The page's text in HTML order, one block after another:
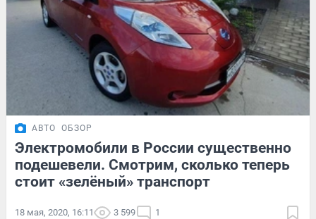
АВТО ОБЗОР
Электромобили в России существенно
подешевели. Смотрим, сколько теперь
стоит «зелёный» транспорт
18 мая, 2020, 16:11 3 599 1